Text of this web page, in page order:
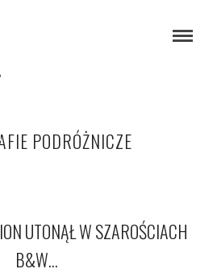
PODRÓŻNICZE
UTONĄŁ W SZAROŚCIACH
B&W…